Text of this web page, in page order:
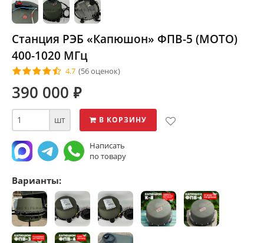
Станция РЭБ «Капюшон» ФПВ-5 (МОТО)
400-1020 МГц
4.7 (56 оценок)
390 000 ⃏
шт В КОРЗИНУ
Написать
по товару
Варианты: